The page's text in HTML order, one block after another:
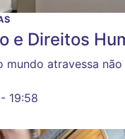
e Direitos
mundo atravessa
19:58